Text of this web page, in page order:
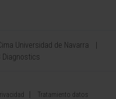
Universidad de Navarra
Diagnostics
Tratamiento datos